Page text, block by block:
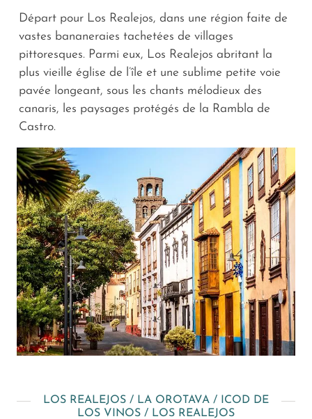
Départ pour Los Realejos, dans une région faite de
vastes bananeraies tachetées de villages
pittoresques. Parmi eux, Los Realejos abritant la
plus vieille église de l’île et une sublime petite voie
pavée longeant, sous les chants mélodieux des
canaris, les paysages protégés de la Rambla de
Castro.
LOS REALEJOS / LA OROTAVA / ICOD DE
LOS VINOS / LOS REALEJOS